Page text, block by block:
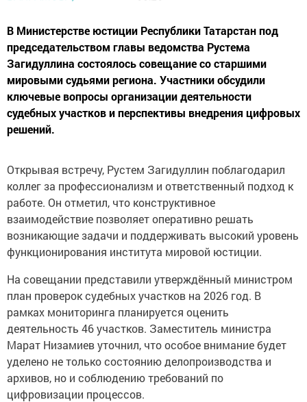
В Министерстве юстиции Республики Татарстан под
председательством главы ведомства Рустема
Загидуллина состоялось совещание со старшими
мировыми судьями региона. Участники обсудили
ключевые вопросы организации деятельности
судебных участков и перспективы внедрения цифровых
решений.
Открывая встречу, Рустем Загидуллин поблагодарил
коллег за профессионализм и ответственный подход к
работе. Он отметил, что конструктивное
взаимодействие позволяет оперативно решать
возникающие задачи и поддерживать высокий уровень
функционирования института мировой юстиции.
На совещании представили утверждённый министром
план проверок судебных участков на 2026 год. В
рамках мониторинга планируется оценить
деятельность 46 участков. Заместитель министра
Марат Низамиев уточнил, что особое внимание будет
уделено не только состоянию делопроизводства и
архивов, но и соблюдению требований по
цифровизации процессов.